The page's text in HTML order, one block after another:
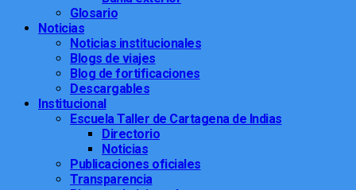
Glosario
Noticias
Noticias institucionales
Blogs de viajes
Blog de fortificaciones
Descargables
Institucional
Escuela Taller de Cartagena de Indias
Directorio
Noticias
Publicaciones oficiales
Transparencia